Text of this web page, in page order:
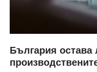
България